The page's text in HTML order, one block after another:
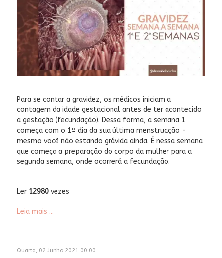
Para se contar a gravidez, os médicos iniciam a
contagem da idade gestacional antes de ter acontecido
a gestação (fecundação). Dessa forma, a semana 1
começa com o 1º dia da sua última menstruação -
mesmo você não estando grávida ainda. É nessa semana
que começa a preparação do corpo da mulher para a
segunda semana, onde ocorrerá a fecundação.
Ler 12980 vezes
Leia mais ...
Quarta, 02 Junho 2021 00:00